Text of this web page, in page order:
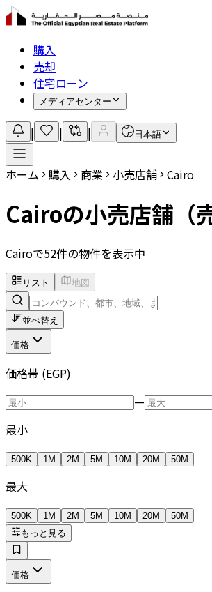
購入
売却
住宅ローン
メディアセンター
| | | 日本語
ホーム 購入 商業 小売店舗 Cairo
Cairoの小売店舗（
Cairoで52件の物件を表示中
リスト 地図
並べ替え
価格
価格帯 (EGP)
—
最小
500K 1M 2M 5M 10M 20M 50M
最大
500K 1M 2M 5M 10M 20M
50M
もっと見る
価格